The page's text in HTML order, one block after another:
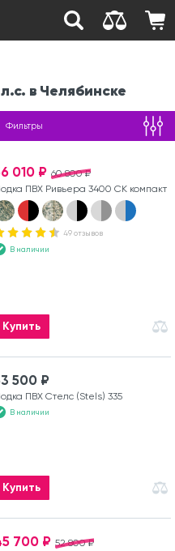
в Челябинске
Фильтры
60 800 ₽
010 ₽
ПВХ Ривьера 3400 СК компакт
49 отзывов
В наличии
Купить
500 ₽
ПВХ Стелс (Stels) 335
В наличии
Купить
52 800 ₽
700 ₽